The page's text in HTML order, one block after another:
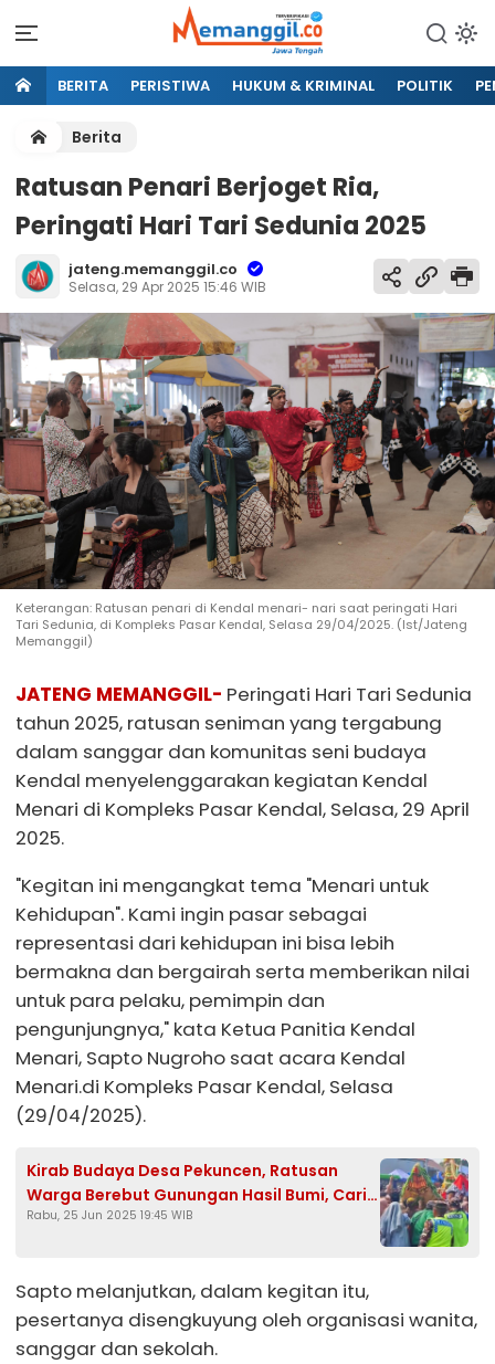
BERITA PERISTIWA HUKUM & KRIMINAL POLITIK
Berita
Ratusan Penari Berjoget Ria,
Peringati Hari Tari Sedunia 2025
jateng.memanggil.co
Selasa, 29 Apr 2025 15:46 WIB
Keterangan: Ratusan penari di Kendal menari- nari saat peringati Hari
Tari Sedunia, di Kompleks Pasar Kendal, Selasa 29/04/2025. (Ist/Jateng
Memanggil)
JATENG MEMANGGIL- Peringati Hari Tari Sedunia
tahun 2025, ratusan seniman yang tergabung
dalam sanggar dan komunitas seni budaya
Kendal menyelenggarakan kegiatan Kendal
Menari di Kompleks Pasar Kendal, Selasa, 29 April
2025.
"Kegitan ini mengangkat tema "Menari untuk
Kehidupan". Kami ingin pasar sebagai
representasi dari kehidupan ini bisa lebih
bermakna dan bergairah serta memberikan nilai
untuk para pelaku, pemimpin dan
pengunjungnya," kata Ketua Panitia Kendal
Menari, Sapto Nugroho saat acara Kendal
Menari.di Kompleks Pasar Kendal, Selasa
(29/04/2025).
Kirab Budaya Desa Pekuncen, Ratusan
Warga Berebut Gunungan Hasil Bumi, Cari
Keberkahan
Rabu, 25 Jun 2025 19:45 WIB
Sapto melanjutkan, dalam kegitan itu,
pesertanya disengkuyung oleh organisasi wanita,
sanggar dan sekolah.